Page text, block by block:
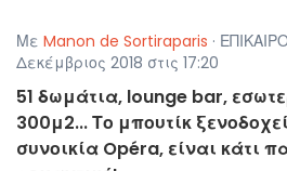
Με Manon de Sortiraparis ·
Δεκέμβριος 2018 στις 17:20
51 δωμάτια, lounge bar,
300μ2... Το μπουτίκ
συνοικία Opéra, είναι κάτι